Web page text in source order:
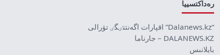
رەداكتسييا
“Dalanews.kz” اقپارات اگەنتتٸگٸ تۋرالى
DALANEWS.KZ – جارناما
بايلانىس